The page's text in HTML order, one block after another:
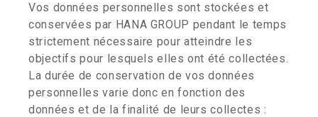
Vos données personnelles sont stockées et
conservées par HANA GROUP pendant le temps
strictement nécessaire pour atteindre les
objectifs pour lesquels elles ont été collectées.
La durée de conservation de vos données
personnelles varie donc en fonction des
données et de la finalité de leurs collectes :